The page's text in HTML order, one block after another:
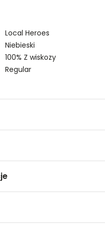
Local Heroes
Niebieski
100% Z wiskozy
Regular
(1-3 dni roboczych)
Local Heroes